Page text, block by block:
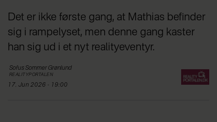
Det er ikke første gang, at Mathias befinder
sig i rampelyset, men denne gang kaster
han sig ud i et nyt realityeventyr.
SofusSommer Grønlund
REALITYPORTALEN
17. Jun 2026 - 19:00